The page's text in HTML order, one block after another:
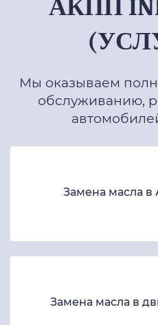
АКПП
Мы оказываем
обслуживанию,
Замена масла
Замена масла в